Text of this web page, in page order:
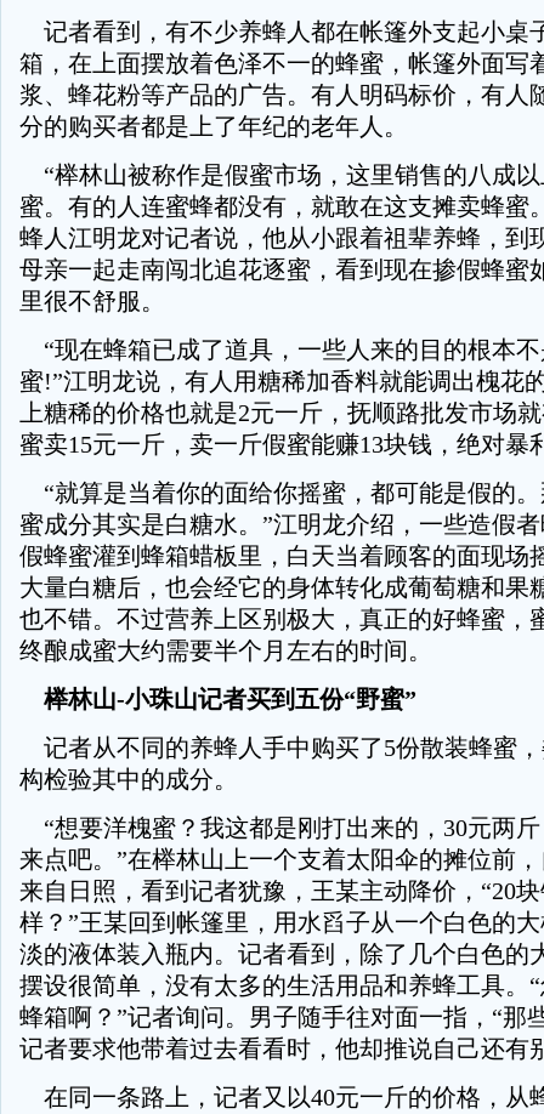
记者看到，有不少养蜂人都在帐篷外支起小桌
箱，在上面摆放着色泽不一的蜂蜜，帐篷外面写
浆、蜂花粉等产品的广告。有人明码标价，有人
分的购买者都是上了年纪的老年人。
“榉林山被称作是假蜜市场，这里销售的八成
蜜。有的人连蜜蜂都没有，就敢在这支摊卖蜂蜜
蜂人江明龙对记者说，他从小跟着祖辈养蜂，到
母亲一起走南闯北追花逐蜜，看到现在掺假蜂蜜
里很不舒服。
“现在蜂箱已成了道具，一些人来的目的根本
蜜!”江明龙说，有人用糖稀加香料就能调出槐花
上糖稀的价格也就是2元一斤，抚顺路批发市场
蜜卖15元一斤，卖一斤假蜜能赚13块钱，绝对暴
“就算是当着你的面给你摇蜜，都可能是假的
蜜成分其实是白糖水。”江明龙介绍，一些造假
假蜂蜜灌到蜂箱蜡板里，白天当着顾客的面现场
大量白糖后，也会经它的身体转化成葡萄糖和果
也不错。不过营养上区别极大，真正的好蜂蜜，
终酿成蜜大约需要半个月左右的时间。
榉林山-小珠山记者买到五份“野蜜”
记者从不同的养蜂人手中购买了5份散装蜂蜜
构检验其中的成分。
“想要洋槐蜜？我这都是刚打出来的，30元两
来点吧。”在榉林山上一个支着太阳伞的摊位前
来自日照，看到记者犹豫，王某主动降价，“20
样？”王某回到帐篷里，用水舀子从一个白色的
淡的液体装入瓶内。记者看到，除了几个白色的
摆设很简单，没有太多的生活用品和养蜂工具。
蜂箱啊？”记者询问。男子随手往对面一指，“那
记者要求他带着过去看看时，他却推说自己还有
在同一条路上，记者又以40元一斤的价格，从